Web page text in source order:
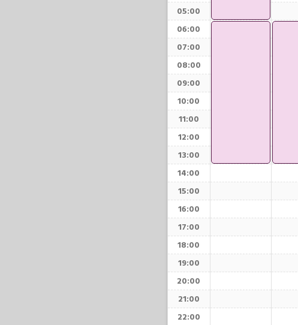
05:00
06:00
07:00
08:00
09:00
10:00
11:00
12:00
13:00
14:00
15:00
16:00
17:00
18:00
19:00
20:00
21:00
22:00